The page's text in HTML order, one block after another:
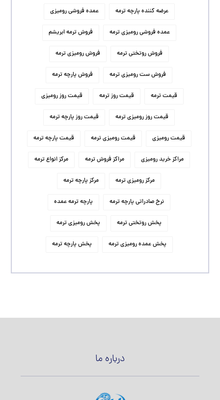
عرضه کننده پارچه ترمه عمده فروشی رومیزی
عمده فروشی رومیزی ترمه فروش ترمه ابریشم
فروش روتختی ترمه فروش رومیزی ترمه
فروش ست رومیزی ترمه فروش پارچه ترمه
قیمت ترمه قیمت روز ترمه قیمت روز رومیزی
قیمت روز رومیزی ترمه قیمت روز پارچه ترمه
قیمت رومیزی قیمت رومیزی ترمه قیمت پارچه ترمه
مراکز خرید رومیزی مراکز فروش ترمه مرکز انواع ترمه
مرکز رومیزی ترمه مرکز پارچه ترمه
نرخ صادراتی پارچه ترمه پارچه ترمه عمده
پخش روتختی ترمه پخش رومیزی ترمه
پخش عمده رومیزی ترمه پخش پارچه ترمه
درباره ما